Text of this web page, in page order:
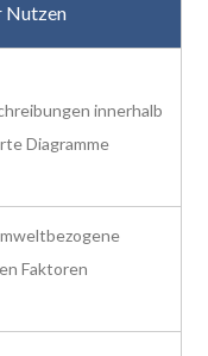
Nutzen
innerhalb
Diagramme
Faktoren